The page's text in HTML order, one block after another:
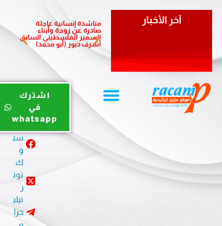
آخر الأخبار
مناشدة إنسانية عاجلة
صادرة عن زوجة وأبناء
السفير الفلسطيني السابق
أشرف دبور (أبو محمد)
لدعم
يو
ب
سب
و
توت
ر
تيلي
جرا
اشترك
في
whatsapp